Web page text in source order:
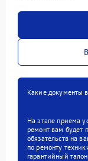
Какие документы
На этапе приема
ремонт вам будет
обязательств на
по ремонту
гарантийный талон.